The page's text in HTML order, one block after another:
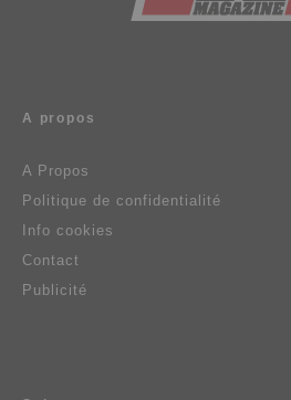
A propos
A Propos
Politique de confidentialité
Info cookies
Contact
Publicité